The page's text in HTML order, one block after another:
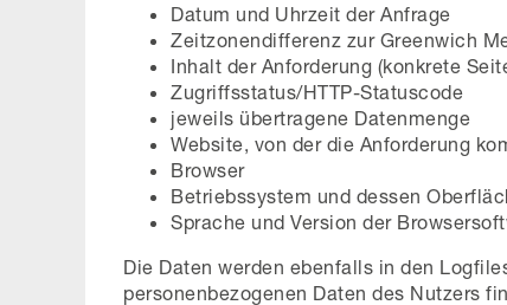
Datum und Uhrzeit der Anfrage
Zeitzonendifferenz zur Greenwich
Inhalt der Anforderung (konkrete
Zugriffsstatus/HTTP-Statuscode
jeweils übertragene Datenmenge
Website, von der die Anforderung
Browser
Betriebssystem und dessen
Sprache und Version der
Die Daten werden ebenfalls in den
personenbezogenen Daten des Nutzers